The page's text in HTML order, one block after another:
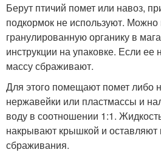
Берут птичий помет или навоз,
подкормок не используют. Можно
гранулированную органику в
инструкции на упаковке. Если ее
массу сбраживают.
Для этого помещают помет либо
нержавейки или пластмассы и
воду в соотношении 1:1.
накрывают крышкой и оставляют
сбраживания.